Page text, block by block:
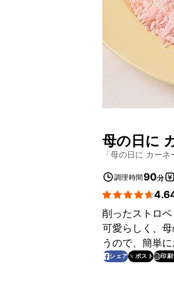
母の日に
「母の日に カーネ
調理時間90分
削ったストロ
可愛らしく、
うので、簡単
シェア ポスト 印刷